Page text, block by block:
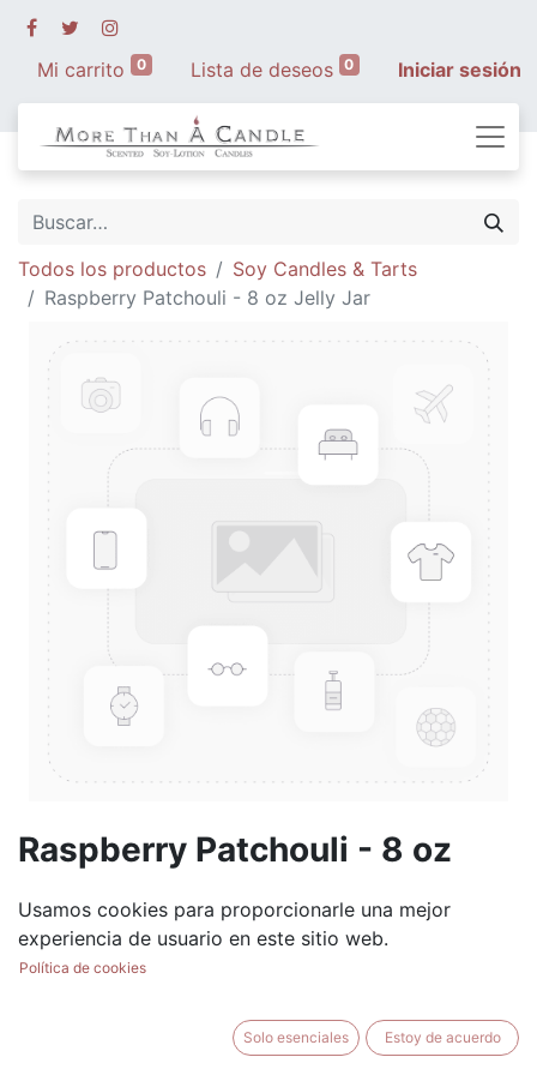
Mi carrito 0 Lista de deseos 0 Iniciar sesión
Todos los productos
Soy Candles & Tarts
Raspberry Patchouli - 8 oz Jelly Jar
Raspberry Patchouli - 8 oz
(0 reseña)
$8.99
Usamos cookies para proporcionarle una mejor
experiencia de usuario en este sitio web.
Política de cookies
Solo esenciales Estoy de acuerdo